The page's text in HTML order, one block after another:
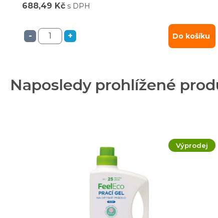
688,49 Kč s DPH
- + Do košíku
Naposledy prohlížené
Výprodej